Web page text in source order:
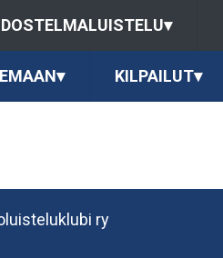
▾
▾ KILPAILUT▾
ry